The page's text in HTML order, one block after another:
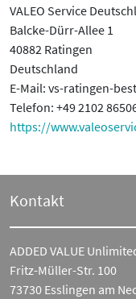
VALEO Service
Balcke-Dürr-Allee 1
40882 Ratingen
Deutschland
E-Mail: vs-ratingen-
Telefon: +49 2102
https://
Kontakt
ADDED VALUE
Fritz-Müller-Str. 100
73730 Esslingen am